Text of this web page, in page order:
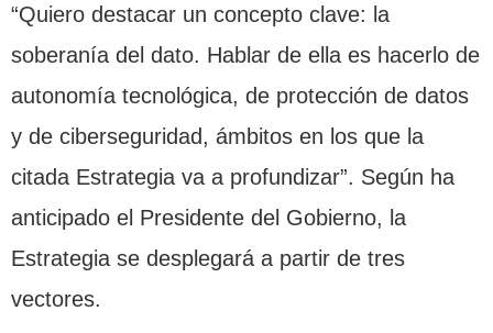
“Quiero destacar un concepto clave: la
soberanía del dato. Hablar de ella es hacerlo de
autonomía tecnológica, de protección de datos
y de ciberseguridad, ámbitos en los que la
citada Estrategia va a profundizar”. Según ha
anticipado el Presidente del Gobierno, la
Estrategia se desplegará a partir de tres
vectores.